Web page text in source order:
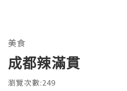
美食
成都辣滿貫
瀏覽次數:249